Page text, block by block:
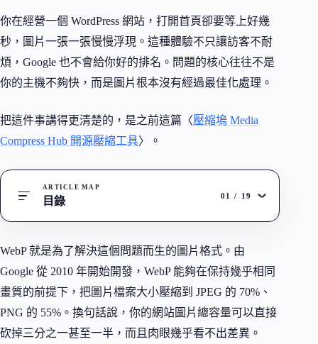
你在經營一個 WordPress 網站，打開首頁卻要等上好幾
秒，圖片一張一張慢慢浮現。這種體驗不只讓訪客不耐
煩，Google 也不會給你好的排名。問題的核心往往不是
你的主機不夠快，而是圖片根本沒有經過最佳化處理。
把這件事講得更清楚的，是之前這篇〈壓縮塢 Media
Compress Hub 開源壓縮工具〉。
ARTICLE MAP
目錄 01 / 19
WebP 就是為了解決這個問題而生的圖片格式。由
Google 從 2010 年開始開發，WebP 能夠在保持幾乎相同
畫質的前提下，把圖片檔案大小壓縮到 JPEG 的 70%、
PNG 的 55%。換句話說，你的網站圖片總容量可以直接
砍掉三分之一甚至一半，而且肉眼幾乎看不出差異。